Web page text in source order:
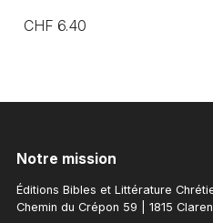
CHF 6.40
Notre mission
Éditions Bibles et Littérature
Chemin du Crépon 59 | 1815